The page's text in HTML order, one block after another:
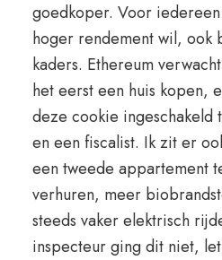
goedkoper. Voor
hoger rendement wil, ook
kaders. Ethereum
het eerst een huis kopen,
deze cookie ingeschakeld
en een fiscalist. Ik zit er
een tweede appartement
verhuren, meer
steeds vaker elektrisch
inspecteur ging dit niet,